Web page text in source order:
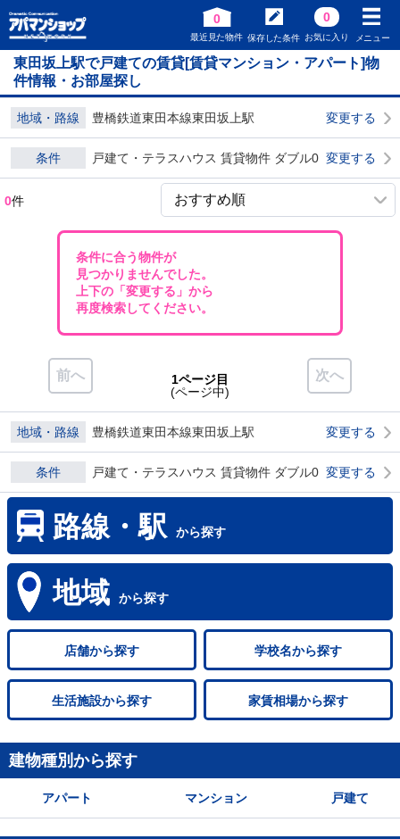
0
最近見た物件 保存した条件
0
お気に入り メニュー
東田坂上駅で戸建ての賃貸[賃貸マンション・アパート]物
件情報・お部屋探し
地域・路線 豊橋鉄道東田本線東田坂上駅 変更する
条件 戸建て・テラスハウス 賃貸物件 ダブル0 変更する
0件
条件に合う物件が
見つかりませんでした。
上下の「変更する」から
再度検索してください。
前へ 次へ
1ページ目
(ページ中)
地域・路線 豊橋鉄道東田本線東田坂上駅 変更する
条件 戸建て・テラスハウス 賃貸物件 ダブル0 変更する
路線・駅 から探す
地域 から探す
店舗から探す 学校名から探す
生活施設から探す 家賃相場から探す
建物種別から探す
アパート マンション 戸建て